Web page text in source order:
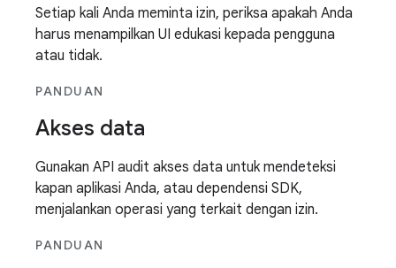
Setiap kali Anda meminta izin, periksa apakah Anda
harus menampilkan UI edukasi kepada pengguna
atau tidak.
PANDUAN
Akses data
Gunakan API audit akses data untuk mendeteksi
kapan aplikasi Anda, atau dependensi SDK,
menjalankan operasi yang terkait dengan izin.
PANDUAN